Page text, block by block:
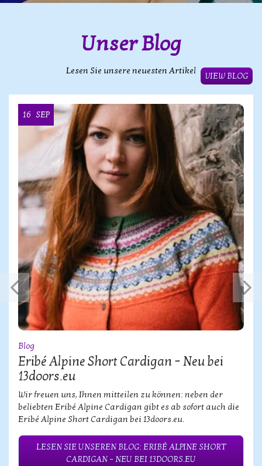
Unser Blog
Lesen Sie unsere neuesten Artikel
VIEW BLOG
16 SEP
Blog
Eribé Alpine Short Cardigan – Neu bei
13doors.eu
Wir freuen uns, Ihnen mitteilen zu können: neben der
beliebten Eribé Alpine Cardigan gibt es ab sofort auch die
Eribé Alpine Short Cardigan bei 13doors.eu.
LESEN SIE UNSEREN BLOG: ERIBÉ ALPINE SHORT
CARDIGAN – NEU BEI 13DOORS.EU